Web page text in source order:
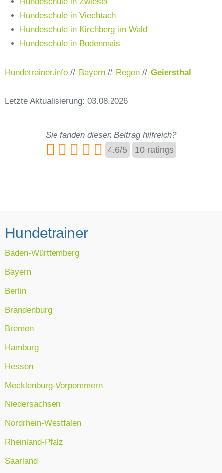
Hundeschule in Viechtach
Hundeschule in Kirchberg im Wald
Hundeschule in Bodenmais
Hundetrainer.info // Bayern // Regen // Geiersthal
Letzte Aktualisierung: 03.08.2026
Sie fanden diesen Beitrag hilfreich?
4.6/5 10 ratings
Hundetrainer
Baden-Württemberg
Bayern
Berlin
Brandenburg
Bremen
Hamburg
Hessen
Mecklenburg-Vorpommern
Niedersachsen
Nordrhein-Westfalen
Rheinland-Pfalz
Saarland